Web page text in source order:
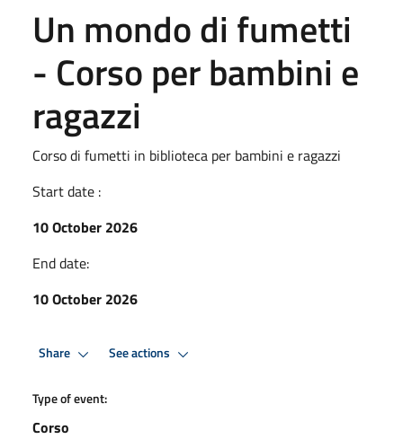
Un mondo di fumetti
- Corso per bambini e
ragazzi
Corso di fumetti in biblioteca per bambini e ragazzi
Start date :
10 October 2026
End date:
10 October 2026
Share See actions
Type of event:
Corso